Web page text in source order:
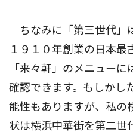
ちなみに「第三世代」
１９１０年創業の日本最
「来々軒」のメニュー
確認できます。もしかし
能性もありますが、私の
状は横浜中華街を第二世